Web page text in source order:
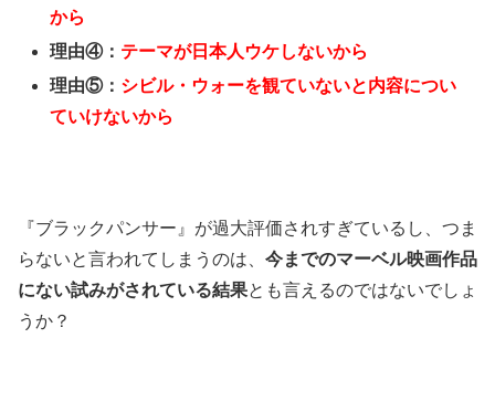
から
理由④： テーマが日本人ウケしないから
理由⑤： シビル・ウォーを観ていないと内容につい
ていけないから
『ブラックパンサー』が過大評価されすぎているし、つま
らないと言われてしまうのは、 今までのマーベル映画作品
にない試みがされている結果とも言えるのではないでしょ
うか？